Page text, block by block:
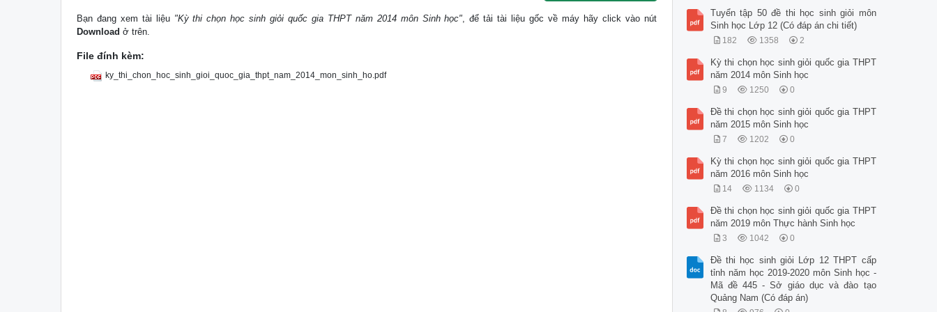
Bạn đang xem tài liệu "Kỳ thi chọn học sinh giỏi quốc gia THPT năm 2014 môn Sinh học", để tải tài liệu gốc về máy hãy click vào nút
Download ở trên.
File đính kèm:
ky_thi_chon_hoc_sinh_gioi_quoc_gia_thpt_nam_2014_mon_sinh_ho.pdf
Tuyển tập 50 đề thi học sinh giỏi môn
Sinh học Lớp 12 (Có đáp án chi tiết)
182 1358 2
Kỳ thi chọn học sinh giỏi quốc gia THPT
năm 2014 môn Sinh học
9 1250 0
Đề thi chọn học sinh giỏi quốc gia THPT
năm 2015 môn Sinh học
7 1202 0
Kỳ thi chọn học sinh giỏi quốc gia THPT
năm 2016 môn Sinh học
14 1134 0
Đề thi chọn học sinh giỏi quốc gia THPT
năm 2019 môn Thực hành Sinh học
3 1042 0
Đề thi học sinh giỏi Lớp 12 THPT cấp
tỉnh năm học 2019-2020 môn Sinh học -
Mã đề 445 - Sở giáo dục và đào tạo
Quảng Nam (Có đáp án)